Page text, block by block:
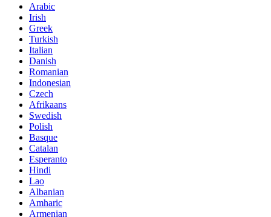
Arabic
Irish
Greek
Turkish
Italian
Danish
Romanian
Indonesian
Czech
Afrikaans
Swedish
Polish
Basque
Catalan
Esperanto
Hindi
Lao
Albanian
Amharic
Armenian